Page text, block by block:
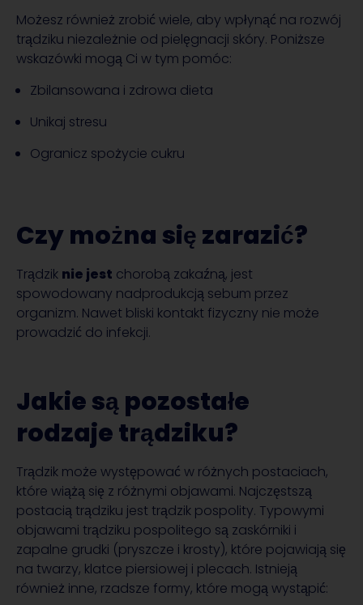
Możesz również zrobić wiele, aby wpłynąć na rozwój
trądziku niezależnie od pielęgnacji skóry. Poniższe
wskazówki mogą Ci w tym pomóc:
Zbilansowana i zdrowa dieta
Unikaj stresu
Ogranicz spożycie cukru
Czy można się zarazić?
Trądzik nie jest chorobą zakaźną, jest
spowodowany nadprodukcją sebum przez
organizm. Nawet bliski kontakt fizyczny nie może
prowadzić do infekcji.
Jakie są pozostałe
rodzaje trądziku?
Trądzik może występować w różnych postaciach,
które wiążą się z różnymi objawami. Najczęstszą
postacią trądziku jest trądzik pospolity. Typowymi
objawami trądziku pospolitego są zaskórniki i
zapalne grudki (pryszcze i krosty), które pojawiają się
na twarzy, klatce piersiowej i plecach. Istnieją
również inne, rzadsze formy, które mogą wystąpić: